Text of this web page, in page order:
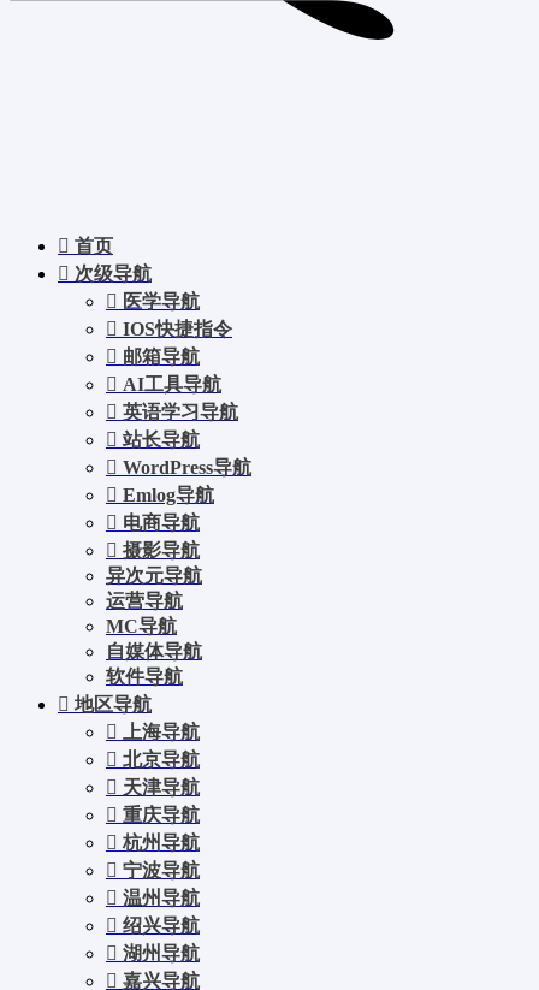
首页
次级导航
医学导航
IOS快捷指令
邮箱导航
AI工具导航
英语学习导航
站长导航
WordPress导航
Emlog导航
电商导航
摄影导航
异次元导航
运营导航
MC导航
自媒体导航
软件导航
地区导航
上海导航
北京导航
天津导航
重庆导航
杭州导航
宁波导航
温州导航
绍兴导航
湖州导航
嘉兴导航